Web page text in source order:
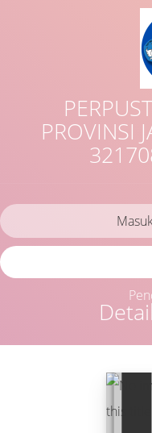
PROVINSI